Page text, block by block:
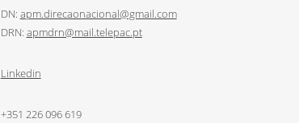
DN: apm.direcaonacional@gmail.com
DRN: apmdrn@mail.telepac.pt
Linkedin
+351 226 096 619